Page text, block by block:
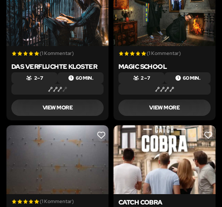
(1 Kommentar)
DAS VERFLUCHTE KLOSTER
2 – 7 60 MIN.
VIEW MORE
(1 Kommentar)
MAGIC SCHOOL
2 – 7 60 MIN.
VIEW MORE
LIKE
(1 Kommentar)
LIKE
CATCH COBRA